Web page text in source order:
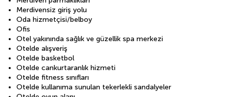
Merdivensiz giriş yolu
Oda hizmetçisi/belboy
Ofis
Otel yakınında sağlık ve güzellik spa merkezi
Otelde alışveriş
Otelde basketbol
Otelde cankurtaranlık hizmeti
Otelde fitness sınıfları
Otelde kullanıma sunulan tekerlekli sandalyeler